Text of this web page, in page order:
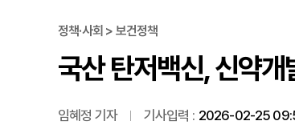
정책·사회 > 보건정책
국산 탄저백신, 신약개
임혜정 기자 기사입력 : 2026-02-25